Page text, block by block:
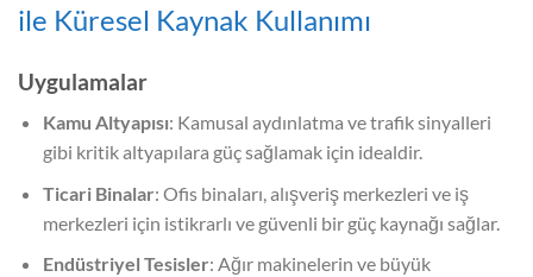
ile Küresel Kaynak Kullanımı
Uygulamalar
Kamu Altyapısı: Kamusal aydınlatma ve trafik sinyalleri
gibi kritik altyapılara güç sağlamak için idealdir.
Ticari Binalar: Ofis binaları, alışveriş merkezleri ve iş
merkezleri için istikrarlı ve güvenli bir güç kaynağı sağlar.
Endüstriyel Tesisler: Ağır makinelerin ve büyük